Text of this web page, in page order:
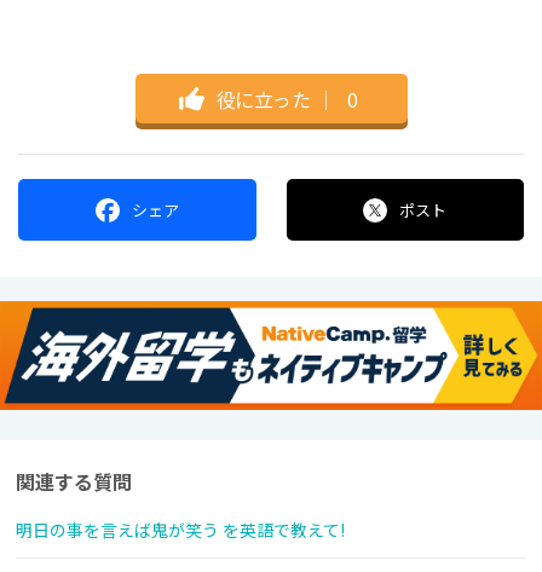
役に立った ｜ 0
シェア ポスト
関連する質問
明日の事を言えば鬼が笑う を英語で教えて!